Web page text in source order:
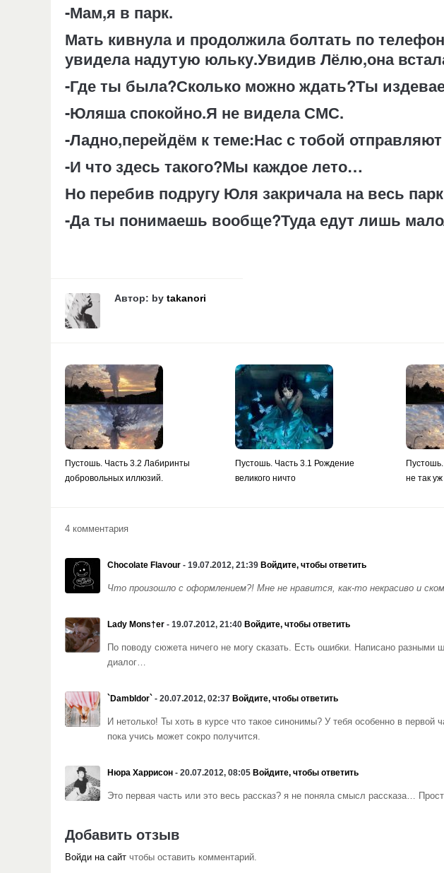
-Мам,я в парк.
Мать кивнула и продолжила болтать по
увидела надутую юльку.Увидив Лёлю,она
-Где ты была?Сколько можно ждать?Ты
-Юляша спокойно.Я не видела СМС.
-Ладно,перейдём к теме:Нас с тобой
-И что здесь такого?Мы каждое лето…
Но перебив подругу Юля закричала на весь
-Да ты понимаешь вообще?Туда едут лишь
Автор: by takanori
Пустошь. Часть 3.2 Лабиринты
добровольных иллюзий.
Пустошь. Часть 3.1 Рождение
великого ничто
не так
4 комментария
Chocolate Flavour - 19.07.2012, 21:39 Войдите, чтобы ответить
Что произошло с оформлением?! Мне не нравится, как-то некрасиво и
Lady Mons†er - 19.07.2012, 21:40 Войдите, чтобы ответить
По поводу сюжета ничего не могу сказать. Есть ошибки. Написано
диалог…
`Dambldor` - 20.07.2012, 02:37 Войдите, чтобы ответить
И нетолько! Ты хоть в курсе что такое синонимы? У тебя особенно в
пока учись может сокро получится.
Нюра Харрисон - 20.07.2012, 08:05 Войдите, чтобы ответить
Это первая часть или это весь рассказ? я не поняла смысл рассказа…
Добавить отзыв
Войди на сайт чтобы оставить комментарий.